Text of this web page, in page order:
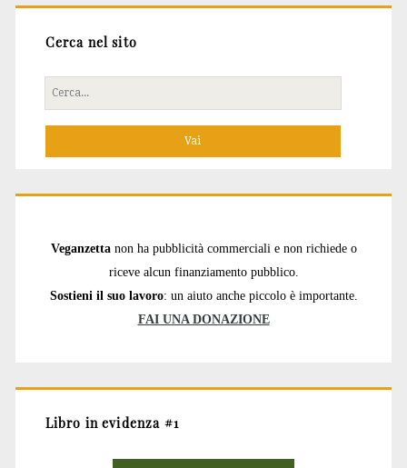
Cerca nel sito
Cerca
per:
Veganzetta non ha pubblicità commerciali e non richiede o
riceve alcun finanziamento pubblico.
Sostieni il suo lavoro: un aiuto anche piccolo è importante.
FAI UNA DONAZIONE
Libro in evidenza #1